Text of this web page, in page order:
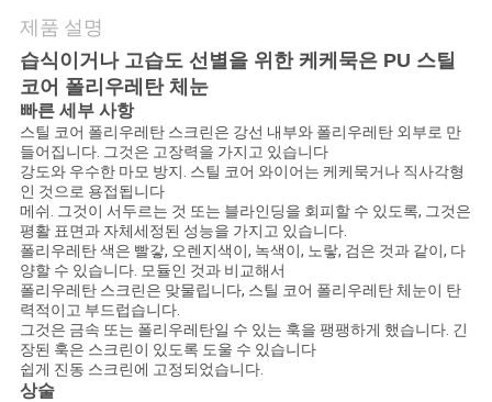
스
사
건
사
이
트
맵
제품 설명
습식이거나 고습도 선별을 위한 케케묵은 PU 스틸
코어 폴리우레탄 체눈
빠른 세부 사항
스틸 코어 폴리우레탄 스크린은 강선 내부와 폴리우레탄 외부로 만
들어집니다. 그것은 고장력을 가지고 있습니다
강도와 우수한 마모 방지. 스틸 코어 와이어는 케케묵거나 직사각형
인 것으로 용접됩니다
메쉬. 그것이 서두르는 것 또는 블라인딩을 회피할 수 있도록, 그것은
평활 표면과 자체세정된 성능을 가지고 있습니다.
폴리우레탄 색은 빨갛, 오렌지색이, 녹색이, 노랗, 검은 것과 같이, 다
양할 수 있습니다. 모듈인 것과 비교해서
폴리우레탄 스크린은 맞물립니다, 스틸 코어 폴리우레탄 체눈이 탄
력적이고 부드럽습니다.
그것은 금속 또는 폴리우레탄일 수 있는 훅을 팽팽하게 했습니다. 긴
장된 훅은 스크린이 있도록 도울 수 있습니다
쉽게 진동 스크린에 고정되었습니다.
상술